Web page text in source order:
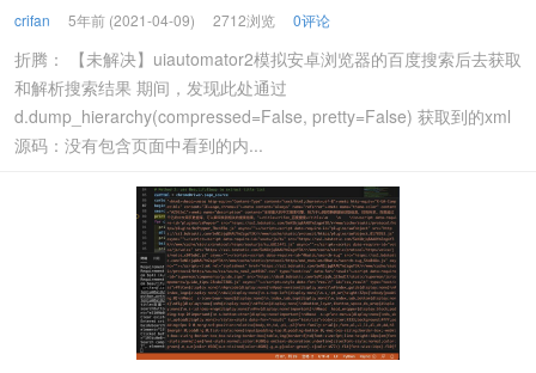
crifan 5年前 (2021-04-09) 2712浏览 0评论
折腾： 【未解决】uiautomator2模拟安卓浏览器的百度搜索后去获取
和解析搜索结果 期间，发现此处通过
d.dump_hierarchy(compressed=False, pretty=False) 获取到的xml
源码：没有包含页面中看到的内...